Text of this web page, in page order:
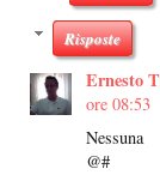
Risposte
Ernesto
ore 08:53
Nessuna
@#